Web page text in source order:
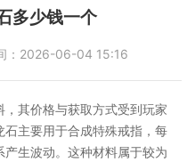
多少钱一个
：2026-06-04 15:16
其价格与获取方式受到玩家
石主要用于合成特殊戒指，每
生波动。这种材料属于较为